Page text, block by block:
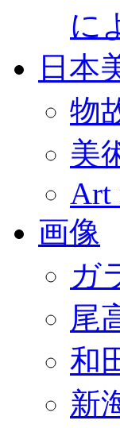
に
日本
物
美
Art
画像
ガ
尾
和
新